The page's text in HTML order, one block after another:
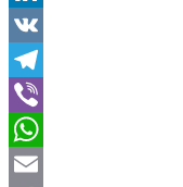
LinkedIn
VK
Telegram
Viber
WhatsApp